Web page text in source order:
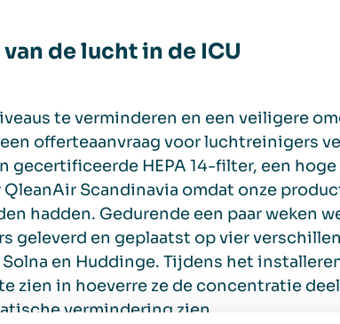
de lucht in de ICU
te verminderen en een veiligere
offerteaanvraag voor luchtreinigers
gecertificeerde HEPA 14-filter, een
QleanAir Scandinavia omdat onze
hadden. Gedurende een paar weken
geleverd en geplaatst op vier
en Huddinge. Tijdens het
zien in hoeverre ze de concentratie
vermindering zien.